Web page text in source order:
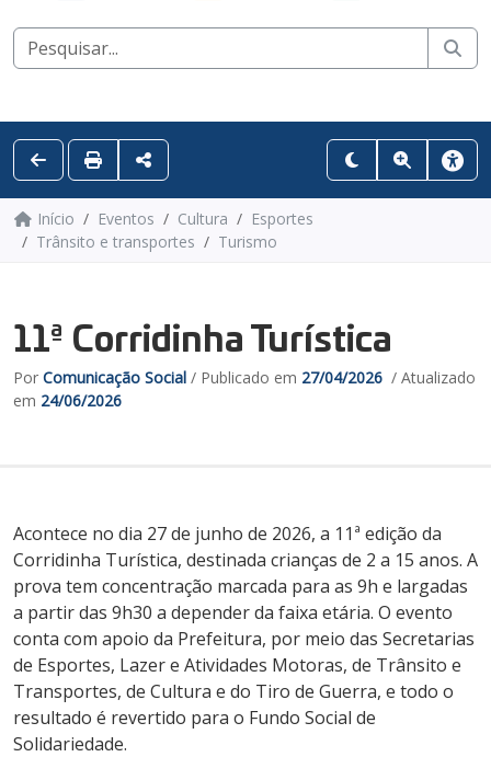
Início Eventos Cultura
Esportes
Trânsito e transportes
Turismo
11ª Corridinha Turística
Por Comunicação Social / Publicado em 27/04/2026 / Atualizado
em 24/06/2026
Acontece no dia 27 de junho de 2026, a 11ª edição da
Corridinha Turística, destinada crianças de 2 a 15 anos. A
prova tem concentração marcada para as 9h e largadas
a partir das 9h30 a depender da faixa etária. O evento
conta com apoio da Prefeitura, por meio das Secretarias
de Esportes, Lazer e Atividades Motoras, de Trânsito e
Transportes, de Cultura e do Tiro de Guerra, e todo o
resultado é revertido para o Fundo Social de
Solidariedade.